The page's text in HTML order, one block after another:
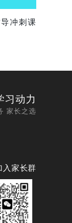
冲刺课
习动力
家长之选
入家长群